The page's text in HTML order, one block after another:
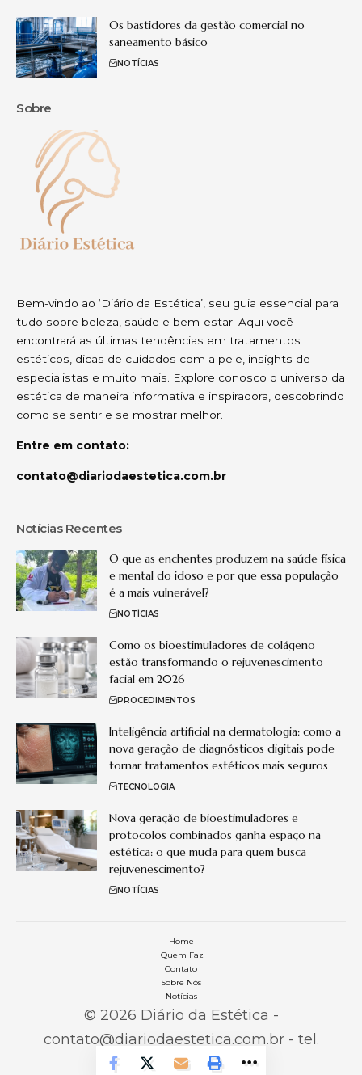
Os bastidores da gestão comercial no
saneamento básico
NOTÍCIAS
Sobre
Bem-vindo ao ‘Diário da Estética’, seu guia essencial para
tudo sobre beleza, saúde e bem-estar. Aqui você
encontrará as últimas tendências em tratamentos
estéticos, dicas de cuidados com a pele, insights de
especialistas e muito mais. Explore conosco o universo da
estética de maneira informativa e inspiradora, descobrindo
como se sentir e se mostrar melhor.
Entre em contato:
contato@diariodaestetica.com.br
Notícias Recentes
O que as enchentes produzem na saúde física
e mental do idoso e por que essa população
é a mais vulnerável?
NOTÍCIAS
Como os bioestimuladores de colágeno
estão transformando o rejuvenescimento
facial em 2026
PROCEDIMENTOS
Inteligência artificial na dermatologia: como a
nova geração de diagnósticos digitais pode
tornar tratamentos estéticos mais seguros
TECNOLOGIA
Nova geração de bioestimuladores e
protocolos combinados ganha espaço na
estética: o que muda para quem busca
rejuvenescimento?
NOTÍCIAS
© 2026 Diário da Estética -
contato@diariodaestetica.com.br- tel.
(11)91754-6532
Home
Quem Faz
Contato
Sobre Nós
Notícias